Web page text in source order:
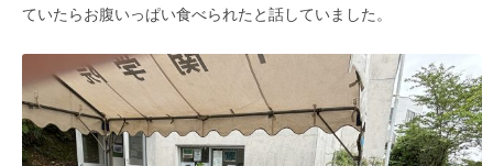
ていたらお腹いっぱい食べられたと話していました。